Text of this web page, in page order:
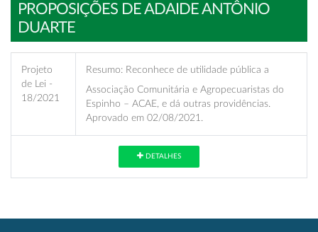
PROPOSIÇÕES DE ADAIDE ANTÔNIO
DUARTE
Projeto
de Lei -
18/2021
Resumo: Reconhece de utilidade pública a
Associação Comunitária e Agropecuaristas do
Espinho – ACAE, e dá outras providências.
Aprovado em 02/08/2021.
DETALHES